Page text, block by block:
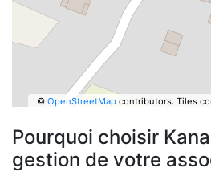
© OpenStreetMapcontributors. Tiles
Pourquoi choisir
gestion de votre